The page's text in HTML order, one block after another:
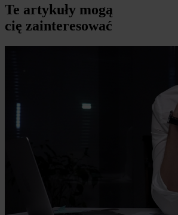
Te artykuły mogą
cię zainteresować